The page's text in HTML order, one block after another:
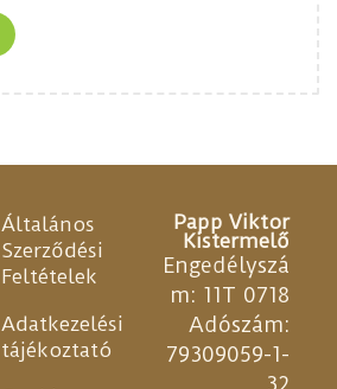
Általános
Szerződési
Feltételek
Adatkezelési
tájékoztató
Papp Viktor
Kistermelő
Engedélyszá
m: 11T 0718
Adószám:
79309059-1-